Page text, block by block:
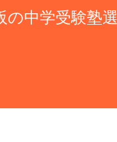
の中学受験塾